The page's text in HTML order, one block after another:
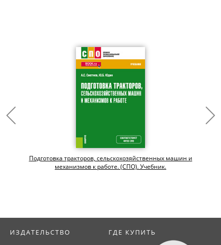
Подготовка тракторов, сельскохозяйственных машин и
механизмов к работе. (СПО). Учебник.
ИЗДАТЕЛЬСТВО ГДЕ КУПИТЬ